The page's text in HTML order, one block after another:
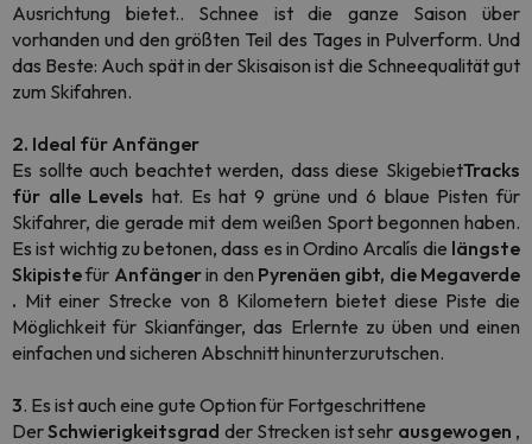
Ausrichtung bietet.. Schnee ist die ganze Saison über
vorhanden und den größten Teil des Tages in Pulverform. Und
das Beste: Auch spät in der Skisaison ist die Schneequalität gut
zum Skifahren.
2. Ideal für Anfänger
Es sollte auch beachtet werden, dass diese SkigebietTracks
für alle Levels hat. Es hat 9 grüne und 6 blaue Pisten für
Skifahrer, die gerade mit dem weißen Sport begonnen haben.
Es ist wichtig zu betonen, dass es in Ordino Arcalís die längste
Skipistefür Anfängerin den Pyrenäen gibt, die Megaverde
. Mit einer Strecke von 8 Kilometern bietet diese Piste die
Möglichkeit für Skianfänger, das Erlernte zu üben und einen
einfachen und sicheren Abschnitt hinunterzurutschen.
3. Es ist auch eine gute Option für Fortgeschrittene
DerSchwierigkeitsgrad der Strecken ist sehr ausgewogen ,